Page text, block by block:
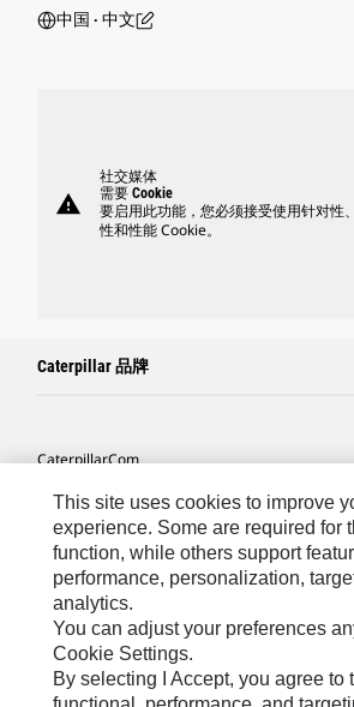
中国 ‧ 中文
warning
社交媒体
需要 Cookie
要启用此功能，您必须接受使用针对性
性和性能 Cookie。
Caterpillar 品牌
Caterpillar.com
联系 Caterpillar
站点地图
Cookie Settings
法律
隐私
This site uses cookies to improve
experience. Some are required for
function, while others support
performance, personalization,
analytics.
You can adjust your preferences
Cookie Settings.
By selecting I Accept, you agree to